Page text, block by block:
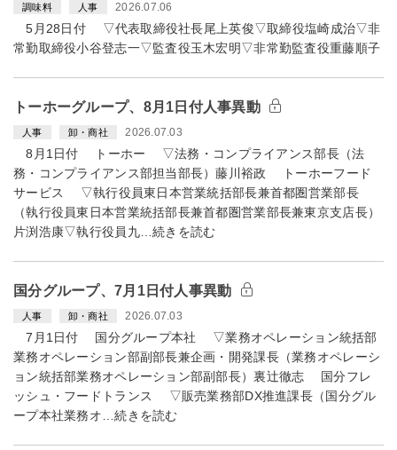
調味料 人事 2026.07.06
5月28日付 ▽代表取締役社長尾上英俊▽取締役塩崎成治▽非
常勤取締役小谷登志一▽監査役玉木宏明▽非常勤監査役重藤順子
トーホーグループ、8月1日付人事異動
人事 卸・商社 2026.07.03
8月1日付 トーホー ▽法務・コンプライアンス部長（法
務・コンプライアンス部担当部長）藤川裕政 トーホーフード
サービス ▽執行役員東日本営業統括部長兼首都圏営業部長
（執行役員東日本営業統括部長兼首都圏営業部長兼東京支店長）
片渕浩康▽執行役員九…続きを読む
国分グループ、7月1日付人事異動
人事 卸・商社 2026.07.03
7月1日付 国分グループ本社 ▽業務オペレーション統括部
業務オペレーション部副部長兼企画・開発課長（業務オペレーシ
ョン統括部業務オペレーション部副部長）裏辻徹志 国分フレ
ッシュ・フードトランス ▽販売業務部DX推進課長（国分グル
ープ本社業務オ…続きを読む